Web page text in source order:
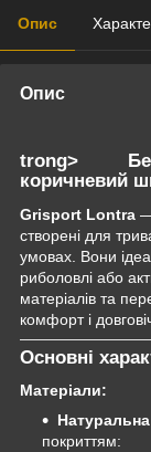
Опис
Опис
trong>
коричневий
Grisport Lontra —
створені для
умовах. Вони
риболовлі або
матеріалів та
комфорт і
Основні
Матеріали:
покриттям: